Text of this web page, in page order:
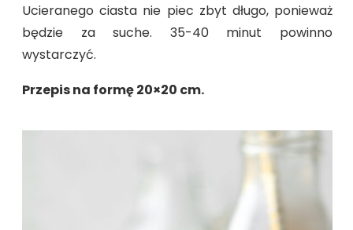
Ucieranego ciasta nie piec zbyt długo, ponieważ
będzie za suche. 35-40 minut powinno
wystarczyć.
Przepis na formę 20×20 cm.